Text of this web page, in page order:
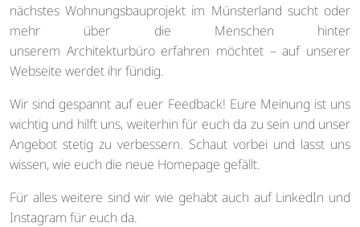
nächstes Wohnungsbauprojekt im Münsterland sucht oder
mehr über die Menschen hinter
unserem Architekturbüro erfahren möchtet – auf unserer
Webseite werdet ihr fündig.
Wir sind gespannt auf euer Feedback! Eure Meinung ist uns
wichtig und hilft uns, weiterhin für euch da zu sein und unser
Angebot stetig zu verbessern. Schaut vorbei und lasst uns
wissen, wie euch die neue Homepage gefällt.
Für alles weitere sind wir wie gehabt auch auf LinkedIn und
Instagram für euch da.